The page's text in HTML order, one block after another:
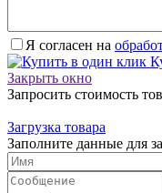
Я согласен на
Закрыть окно
Запросить стоимость
Загрузка товара
Заполните данные для